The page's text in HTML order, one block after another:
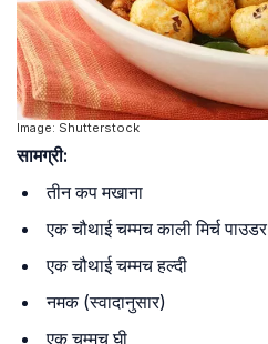
Image: Shutterstock
सामग्री:
तीन कप मखाना
एक चौथाई चम्मच काली मिर्च पाउडर
एक चौथाई चम्मच हल्दी
नमक (स्वादानुसार)
एक चम्मच घी